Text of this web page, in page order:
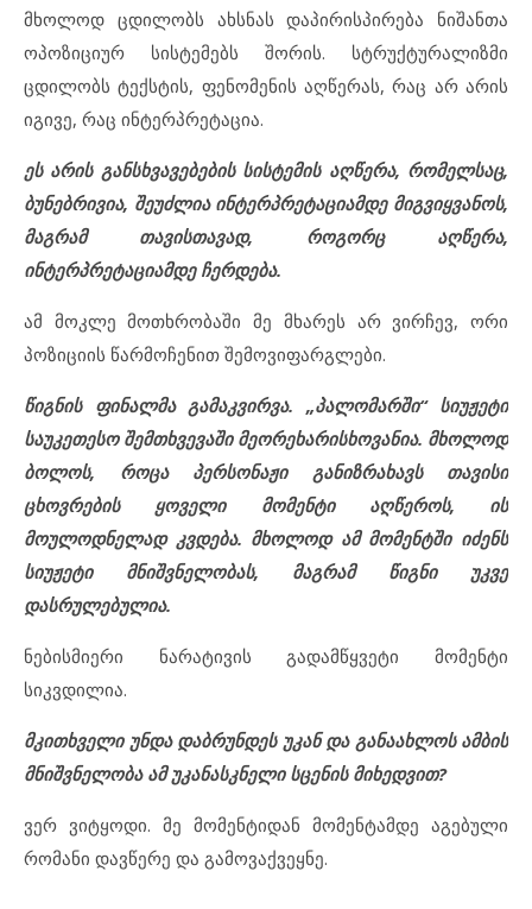
მხოლოდ ცდილობს ახსნას დაპირისპირება ნიშანთა
ოპოზიციურ სისტემებს შორის. სტრუქტურალიზმი
ცდილობს ტექსტის, ფენომენის აღწერას, რაც არ არის
იგივე, რაც ინტერპრეტაცია.
ეს არის განსხვავებების სისტემის აღწერა, რომელსაც,
ბუნებრივია, შეუძლია ინტერპრეტაციამდე მიგვიყვანოს,
მაგრამ თავისთავად, როგორც აღწერა,
ინტერპრეტაციამდე ჩერდება.
ამ მოკლე მოთხრობაში მე მხარეს არ ვირჩევ, ორი
პოზიციის წარმოჩენით შემოვიფარგლები.
წიგნის ფინალმა გამაკვირვა. „პალომარში“ სიუჟეტი
საუკეთესო შემთხვევაში მეორეხარისხოვანია. მხოლოდ
ბოლოს, როცა პერსონაჟი განიზრახავს თავისი
ცხოვრების ყოველი მომენტი აღწეროს, ის
მოულოდნელად კვდება. მხოლოდ ამ მომენტში იძენს
სიუჟეტი მნიშვნელობას, მაგრამ წიგნი უკვე
დასრულებულია.
ნებისმიერი ნარატივის გადამწყვეტი მომენტი
სიკვდილია.
მკითხველი უნდა დაბრუნდეს უკან და განაახლოს ამბის
მნიშვნელობა ამ უკანასკნელი სცენის მიხედვით?
ვერ ვიტყოდი. მე მომენტიდან მომენტამდე აგებული
რომანი დავწერე და გამოვაქვეყნე.